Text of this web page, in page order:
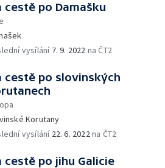
cestě po Damašku
vysílání 7. 9. 2022 na ČT2
cestě po slovinských
Korutany
vysílání 22. 6. 2022na ČT2
cestě po jihu Galicie